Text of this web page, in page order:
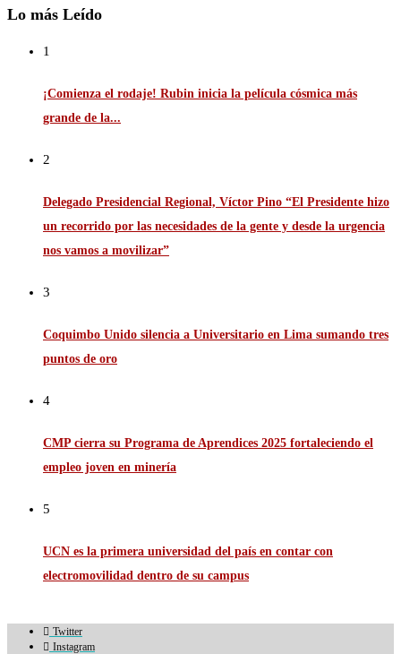
Lo más Leído
1
¡Comienza el rodaje! Rubin inicia la película cósmica más
grande de la...
2
Delegado Presidencial Regional, Víctor Pino “El Presidente hizo
un recorrido por las necesidades de la gente y desde la urgencia
nos vamos a movilizar”
3
Coquimbo Unido silencia a Universitario en Lima sumando tres
puntos de oro
4
CMP cierra su Programa de Aprendices 2025 fortaleciendo el
empleo joven en minería
5
UCN es la primera universidad del país en contar con
electromovilidad dentro de su campus
Twitter
Instagram